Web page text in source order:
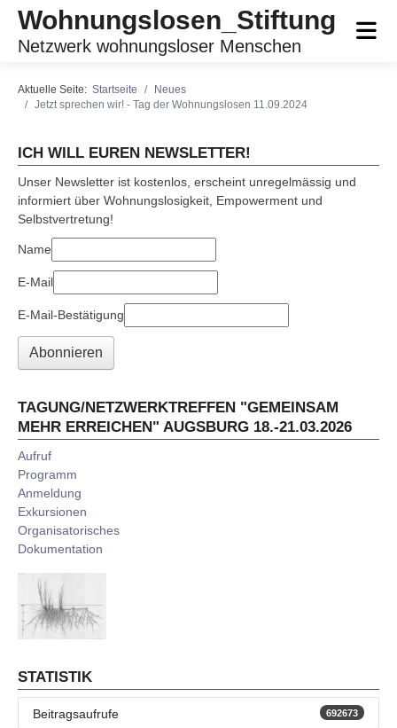
Wohnungslosen_Stiftung
Netzwerk wohnungsloser Menschen
Aktuelle Seite: Startseite
Neues
Jetzt sprechen wir! - Tag der Wohnungslosen 11.09.2024
ICH WILL EUREN NEWSLETTER!
Unser Newsletter ist kostenlos, erscheint unregelmässig und
informiert über Wohnungslosigkeit, Empowerment und
Selbstvertretung!
Name
E-Mail
E-Mail-Bestätigung
Abonnieren
TAGUNG/NETZWERKTREFFEN "GEMEINSAM
MEHR ERREICHEN" AUGSBURG 18.-21.03.2026
Aufruf
Programm
Anmeldung
Exkursionen
Organisatorisches
Dokumentation
STATISTIK
Beitragsaufrufe 692673